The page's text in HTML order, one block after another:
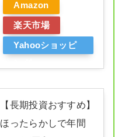
Amazon
楽天市場
Yahooショッピ
【長期投資おすすめ】
ほったらかしで年間